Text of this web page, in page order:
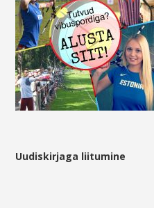
Uudiskirjaga liitumine